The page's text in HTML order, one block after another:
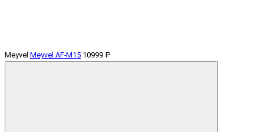
Meyvel Meyvel AF-M15 10999 ₽